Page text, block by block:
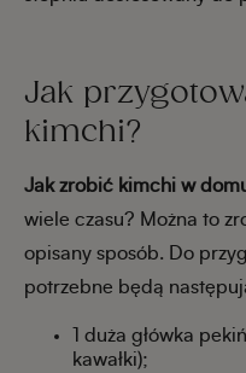
Jak
kimchi?
Jak zrobić kimchi w
wiele czasu? Można to
opisany sposób. Do
potrzebne będą
1 duża główka
kawałki);